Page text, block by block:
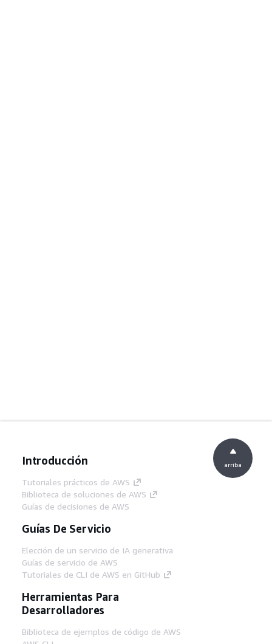
Introducción
Tutoriales prácticos de AWS
Biblioteca de soluciones de AWS
Guías de decisiones de AWS
Guías De Servicio
Elección de un servicio de IA generativa
Guías de servicio de AWS
Tutoriales de CLI de AWS en GitHub
Herramientas Para
Desarrolladores
Biblioteca de ejemplos de código de AWS
arriba